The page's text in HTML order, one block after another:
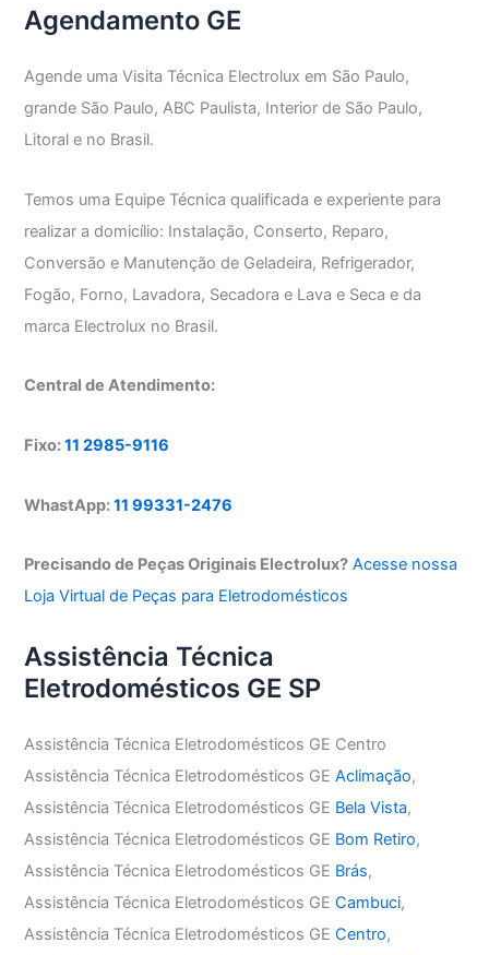
Agendamento GE
Agende uma Visita Técnica Electrolux em São Paulo,
grande São Paulo, ABC Paulista, Interior de São Paulo,
Litoral e no Brasil.
Temos uma Equipe Técnica qualificada e experiente para
realizar a domicílio: Instalação, Conserto, Reparo,
Conversão e Manutenção de Geladeira, Refrigerador,
Fogão, Forno, Lavadora, Secadora e Lava e Seca e da
marca Electrolux no Brasil.
Central de Atendimento:
Fixo:11 2985-9116
WhastApp:11 99331-2476
Precisando de Peças Originais Electrolux? Acesse nossa
Loja Virtual de Peças para Eletrodomésticos
Assistência Técnica
Eletrodomésticos GE SP
Assistência Técnica Eletrodomésticos GE Centro
Assistência Técnica Eletrodomésticos GEAclimação,
Assistência Técnica Eletrodomésticos GE Bela Vista,
Assistência Técnica Eletrodomésticos GE Bom Retiro,
Assistência Técnica Eletrodomésticos GE Brás,
Assistência Técnica Eletrodomésticos GECambuci,
Assistência Técnica Eletrodomésticos GECentro,